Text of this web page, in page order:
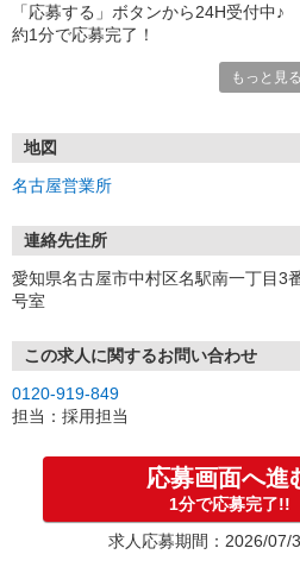
「応募する」ボタンから24H受付中♪
約1分で応募完了！
①応募から3営業日を目安に、メール
★スマホでWEB面接（LINEなど）・
す
③面接実施（履歴書不要）
④勤務開始（スタート日は応相談）
お気軽にご応募ください♪
もっと見る
地図
名古屋営業所
連絡先住所
愛知県名古屋市中村区名駅南一丁目
号室
この求人に関するお問い合わせ
0120-919-849
担当：採用担当
応募画面へ進
1分で応募完了!!
求人応募期間：2026/07/